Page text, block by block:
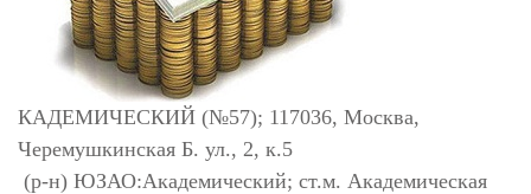
КАДЕМИЧЕСКИЙ (№57); 117036, Москва,
Черемушкинская Б. ул., 2, к.5
(р-н) ЮЗАО:Академический; ст.м. Академическая